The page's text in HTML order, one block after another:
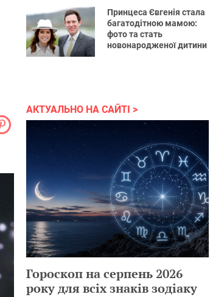
Принцеса Євгенія стала
багатодітною мамою:
фото та стать
новонародженої дитини
АКТУАЛЬНО НА САЙТІ
Гороскоп на серпень 2026
року для всіх знаків зодіаку